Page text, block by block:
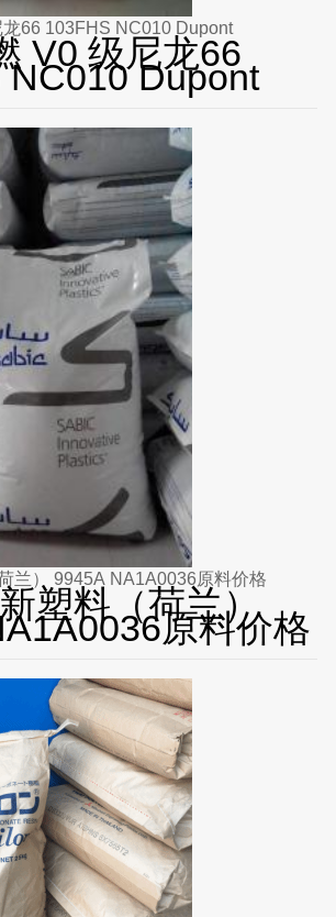
66 103FHS NC010 Dupont
V0 级尼龙66
NC010 Dupont
兰） 9945A NA1A0036原料价格
塑料（荷兰）
原料价格